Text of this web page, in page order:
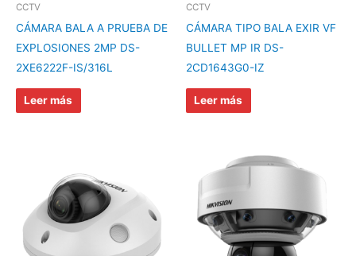
CCTV
CÁMARA BALA A PRUEBA DE
EXPLOSIONES 2MP DS-
2XE6222F-IS/316L
Leer más
CCTV
CÁMARA TIPO BALA EXIR VF
BULLET MP IR DS-
2CD1643G0-IZ
Leer más